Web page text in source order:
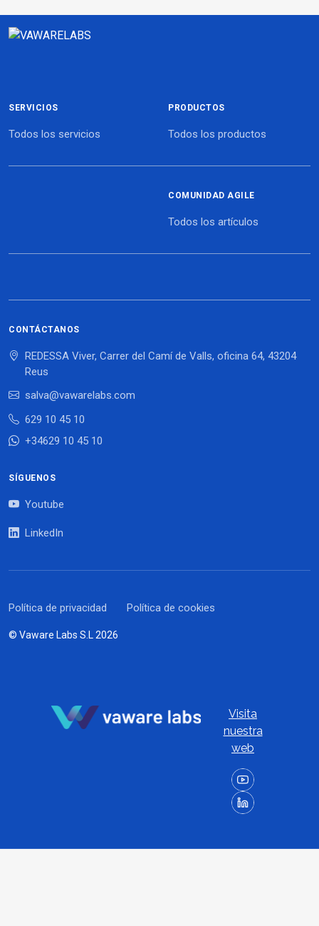
SERVICIOS
Todos los servicios
PRODUCTOS
Todos los productos
COMUNIDAD AGILE
Todos los artículos
CONTÁCTANOS
REDESSA Viver, Carrer del Camí de Valls, oficina 64, 43204
Reus
salva@vawarelabs.com
629 10 45 10
+34629 10 45 10
SÍGUENOS
Youtube
LinkedIn
Política de privacidad Política de cookies
© Vaware Labs S.L 2026
Visita
nuestra
web